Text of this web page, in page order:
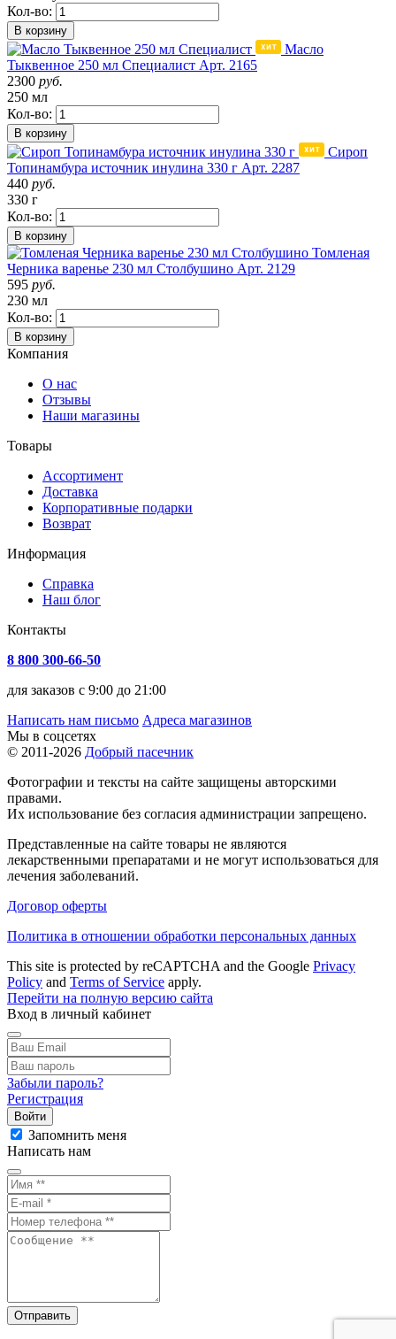
Кол-во:
В корзину
Масло
Тыквенное 250 мл Специалист Арт. 2165
2300 руб.
250 мл
Кол-во:
В корзину
Сироп
Топинамбура источник инулина 330 г Арт. 2287
440 руб.
330 г
Кол-во:
В корзину
Томленая
Черника варенье 230 мл Столбушино Арт. 2129
595 руб.
230 мл
Кол-во:
В корзину
Компания
О нас
Отзывы
Наши магазины
Товары
Ассортимент
Доставка
Корпоративные подарки
Возврат
Информация
Справка
Наш блог
Контакты
8 800 300-66-50
для заказов с 9:00 до 21:00
Написать нам письмо Адреса магазинов
Мы в соцсетях
© 2011-2026 Добрый пасечник
Фотографии и тексты на сайте защищены авторскими
правами.
Их использование без согласия администрации запрещено.
Представленные на сайте товары не являются
лекарственными препаратами и не могут использоваться для
лечения заболеваний.
Договор оферты
Политика в отношении обработки персональных данных
This site is protected by reCAPTCHA and the Google Privacy
Policy and Terms of Service apply.
Перейти на полную версию сайта
Вход в личный кабинет
Забыли пароль?
Регистрация
Войти
Запомнить меня
Написать нам
Отправить